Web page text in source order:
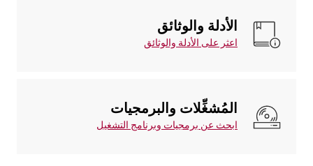
الأدلة والوثائق
اعثر على الأدلة والوثائق
المُشغِّلات والبرمجيات
ابحث عن برمجيات وبرنامج التشغيل